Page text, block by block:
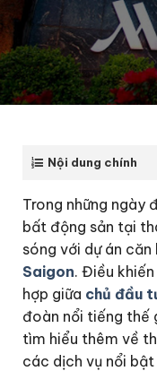
Nội dung chính
Trong những ngày
bất động sản tại
sóng với dự án căn
Saigon. Điều
hợp giữa chủ đầu
đoàn nổi tiếng
tìm hiểu thêm về
các dịch vụ nổi